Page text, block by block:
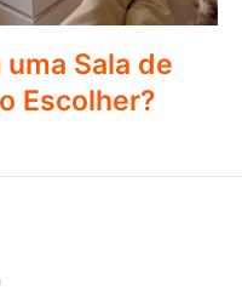
Sala de
Escolher?